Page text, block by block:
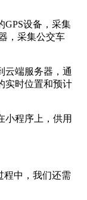
设备，采集
，采集公交车
端服务器，通
实时位置和预计
程序上，供用
中，我们还需